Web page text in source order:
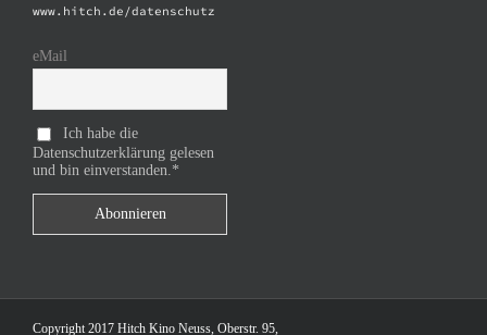
www.hitch.de/datenschutz
eMail
Ich habe die
Datenschutzerklärung gelesen
und bin einverstanden.*
Copyright 2017 Hitch Kino Neuss, Oberstr. 95,